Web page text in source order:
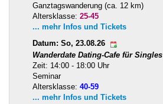
Ganztagswanderung (ca. 12 km)
Altersklasse: 25-45
... mehr Infos und Tickets
Datum: So, 23.08.26
Wanderdate Dating-Cafe für Singles
Zeit: 14:00 - 18:00 Uhr
Seminar
Altersklasse: 40-59
... mehr Infos und Tickets